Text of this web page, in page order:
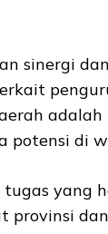
sinergi
potensi di
yang
provinsi